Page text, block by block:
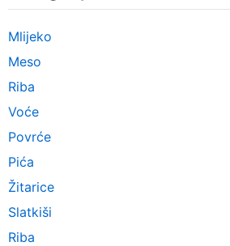
Mlijeko
Meso
Riba
Voće
Povrće
Pića
Žitarice
Slatkiši
Riba